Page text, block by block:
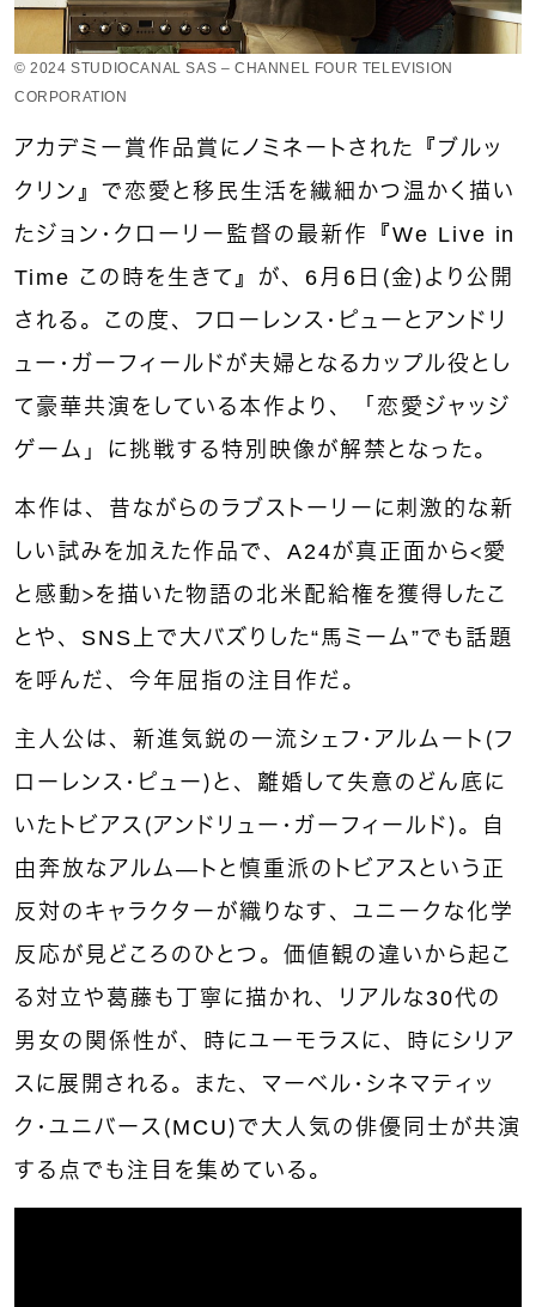
© 2024 STUDIOCANAL SAS – CHANNEL FOUR TELEVISION
CORPORATION
アカデミー賞作品賞にノミネートされた『ブルッ
クリン』で恋愛と移民生活を繊細かつ温かく描い
たジョン・クローリー監督の最新作『We Live in
Time この時を生きて』が、6月6日（金）より公開
される。この度、フローレンス・ピューとアンドリ
ュー・ガーフィールドが夫婦となるカップル役とし
て豪華共演をしている本作より、「恋愛ジャッジ
ゲーム」に挑戦する特別映像が解禁となった。
本作は、昔ながらのラブストーリーに刺激的な新
しい試みを加えた作品で、A24が真正面から＜愛
と感動＞を描いた物語の北米配給権を獲得したこ
とや、SNS上で大バズりした“馬ミーム”でも話題
を呼んだ、今年屈指の注目作だ。
主人公は、新進気鋭の一流シェフ・アルムート（フ
ローレンス・ピュー）と、離婚して失意のどん底に
いたトビアス（アンドリュー・ガーフィールド）。自
由奔放なアルム―トと慎重派のトビアスという正
反対のキャラクターが織りなす、ユニークな化学
反応が見どころのひとつ。価値観の違いから起こ
る対立や葛藤も丁寧に描かれ、リアルな30代の
男女の関係性が、時にユーモラスに、時にシリア
スに展開される。また、マーベル・シネマティッ
ク・ユニバース（MCU）で大人気の俳優同士が共演
する点でも注目を集めている。